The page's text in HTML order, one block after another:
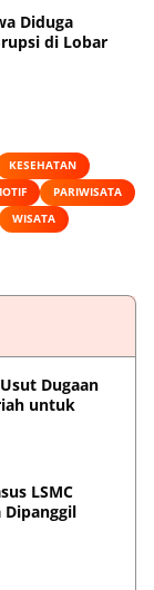
Diduga
di Lobar
KESEHATAN
PARIWISATA
WISATA
Dugaan
untuk
LSMC
Dipanggil